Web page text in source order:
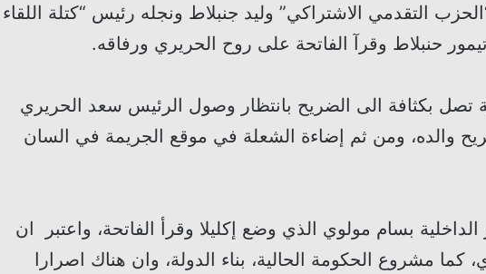
التقدمي الاشتراكي” وليد جنبلاط ونجله رئيس “كتلة اللقاء
حنبلاط وقرآ الفاتحة على روح الحريري ورفاقه.
تصل بكثافة الى الضريح بانتظار وصول الرئيس سعد الحريري
والده، ومن ثم إضاءة الشعلة في موقع الجريمة في السان
بسام مولوي الذي وضع إكليلا وقرأ الفاتحة، واعتبر ان
مشروع الحكومة الحالية، بناء الدولة، وان هناك اصرارا